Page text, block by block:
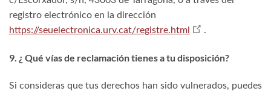
registro electrónico en la dirección
https://seuelectronica.urv.cat/registre.html
.
9. ¿ Qué vías de reclamación tienes a tu disposición?
Si consideras que tus derechos han sido vulnerados, puedes